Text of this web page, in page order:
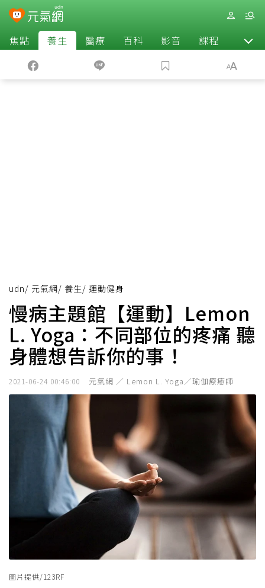
焦點 養生 醫療 百科 影音 課程 退休
udn/ 元氣網/ 養生/ 運動健身
慢病主題館【運動】Lemon
L. Yoga：不同部位的疼痛 聽
身體想告訴你的事！
2021-06-24 00:46:00 元氣網 ／ Lemon L. Yoga／瑜伽療癒師
圖片提供/123RF